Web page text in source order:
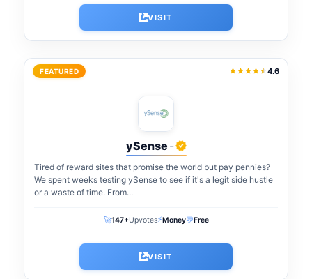
VISIT
FEATURED 4.6
ySense -
Tired of reward sites that promise the world but pay pennies?
We spent weeks testing ySense to see if it's a legit side hustle
or a waste of time. From...
🚀147+Upvotes⚡Money💬Free
VISIT